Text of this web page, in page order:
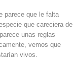
parece que le falta
que careciera del
unas reglas
vemos que
vivos.